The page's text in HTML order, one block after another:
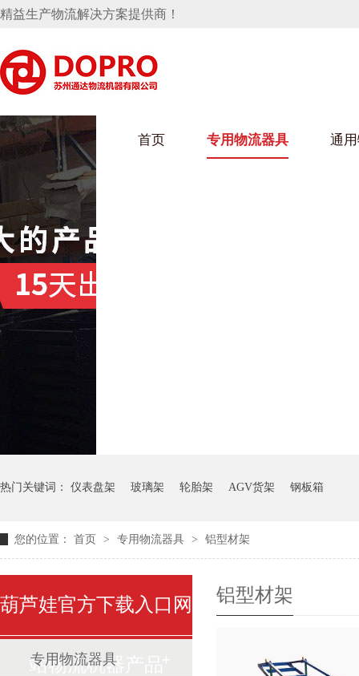
精益生产物流解决方案提供商！
首页 专用物流器具
葫芦娃下载最污架
盘 保险杠料架
冲压件料架
仪表盘料架
架
消声器料架
通
车
桶水箱支架
行业
行业
热门关键词： 仪表盘架 玻璃架 轮胎架 AGV货架 钢板箱
您的位置： 首页 > 专用物流器具 > 铝型材架
铝型材架
葫芦娃官方下载入口网
站物流机器产品
专用物流器具